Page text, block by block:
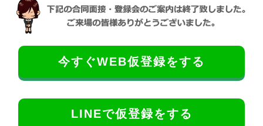
ス
テ
今すぐWEB仮登録をする
LINEで仮登録をする